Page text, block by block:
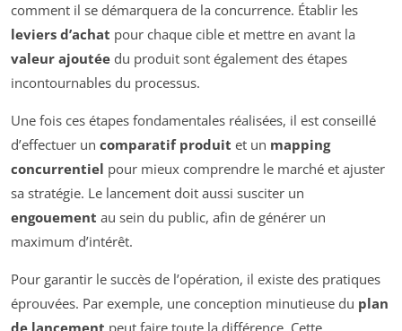
comment il se démarquera de la concurrence. Établir les
leviers d’achat pour chaque cible et mettre en avant la
valeur ajoutée du produit sont également des étapes
incontournables du processus.
Une fois ces étapes fondamentales réalisées, il est conseillé
d’effectuer un comparatif produit et un mapping
concurrentiel pour mieux comprendre le marché et ajuster
sa stratégie. Le lancement doit aussi susciter un
engouement au sein du public, afin de générer un
maximum d’intérêt.
Pour garantir le succès de l’opération, il existe des pratiques
éprouvées. Par exemple, une conception minutieuse du plan